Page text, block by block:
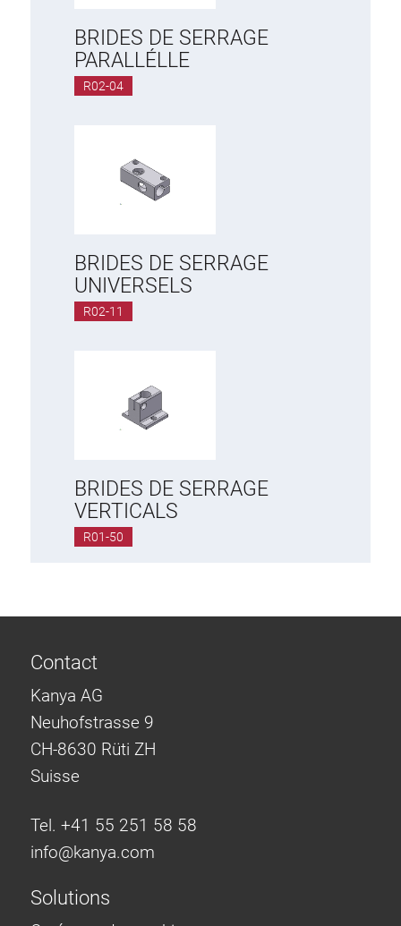
BRIDES DE SERRAGE
PARALLÉLLE
R02-04
BRIDES DE SERRAGE
UNIVERSELS
R02-11
BRIDES DE SERRAGE
VERTICALS
R01-50
Contact
Kanya AG
Neuhofstrasse 9
CH-8630 Rüti ZH
Suisse
Tel. +41 55 251 58 58
info@kanya.com
Solutions